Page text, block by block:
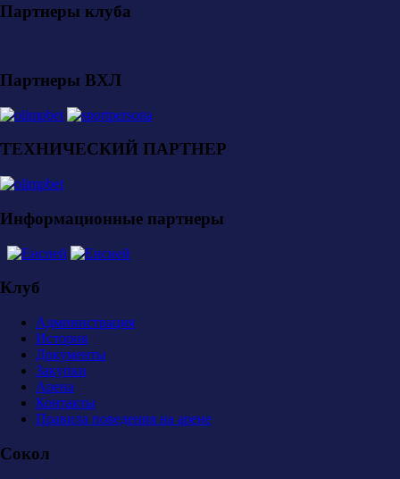
Партнеры клуба
Партнеры ВХЛ
ТЕХНИЧЕСКИЙ ПАРТНЕР
Информационные партнеры
Клуб
Администрация
История
Документы
Закупки
Арена
Контакты
Правила поведения на арене
Сокол